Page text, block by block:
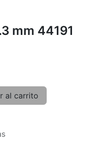
mm 44191
al carrito